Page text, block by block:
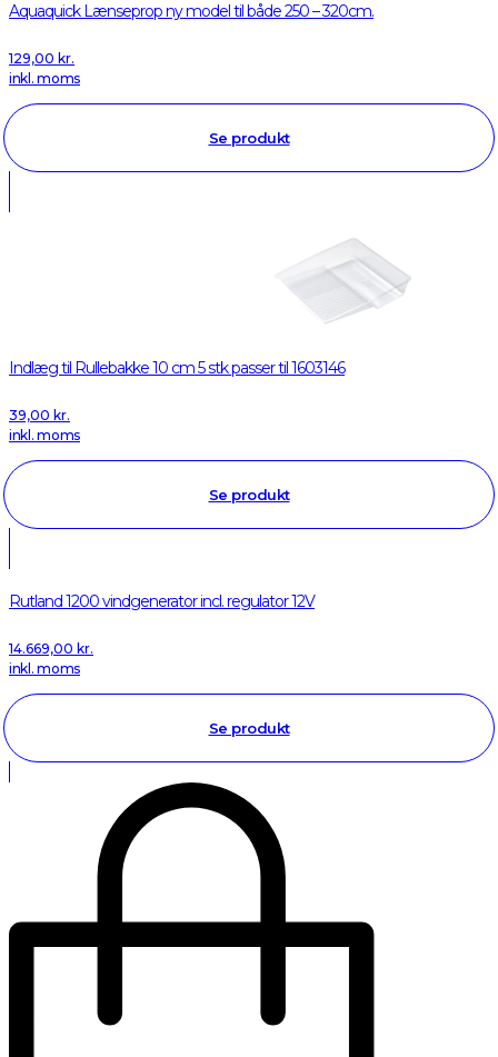
Aquaquick Lænseprop ny model til både 250 – 320cm.
129,00 kr.
inkl. moms
Se produkt
Indlæg til Rullebakke 10 cm 5 stk passer til 1603146
39,00 kr.
inkl. moms
Se produkt
Rutland 1200 vindgenerator incl. regulator 12V
14.669,00 kr.
inkl. moms
Se produkt